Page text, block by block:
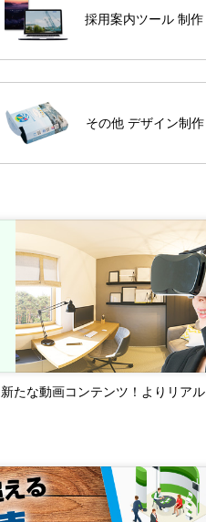
採用案内ツール 制作
その他 デザイン制作
たな動画コンテンツ！よりリア